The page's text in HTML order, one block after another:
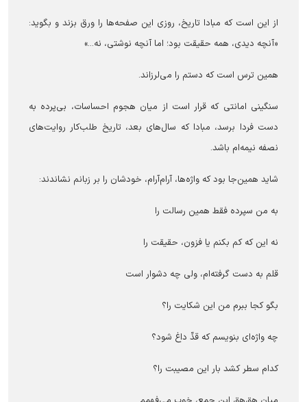
از این است که مبادا تاریخ، روزی این صفحه‌ها را ورق بزند و بگوید:
«آنچه دیدی، همه‌ حقیقت بود؛ اما آنچه نوشتی، نه...»
همین ترس است که دستم را می‌لرزاند.
سنگینی امانتی که قرار است از میان هجوم احساسات، بی‌پرده به
دست فردا برسد، مبادا که سال‌های بعد، تاریخ طلب‌کار روایت‌های
نصفه نیمه‌ام باشد.
شاید همین‌جا بود که واژه‌ها، آرام‌آرام، خودشان را بر زبانم نشاندند:
به من سپرده فقط همین رسالت را
نه این‌ که کم بکنم یا فزون، حقیقت را
قلم به دست گرفته‌ام، ولی چه دشوار است
بگو کجا ببرم من این شکایت را؟
چه واژه‌ای بنویسم که قدِّ داغ شود؟
کدام سطر کشد بار این مصیبت را؟